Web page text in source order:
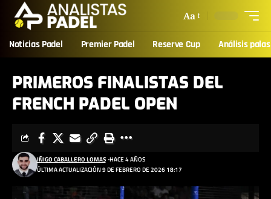
Aa
Noticias Padel Premier Padel Reserve Cup Análisis palas
PRIMEROS FINALISTAS DEL
FRENCH PADEL OPEN
ÚLTIMA ACTUALIZACIÓN 9 DE FEBRERO DE 2026 18:17
IÑIGO CABALLERO LOMAS HACE 4 AÑOS